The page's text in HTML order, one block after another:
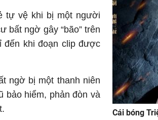
tự vệ khi bị một người
bất ngờ gây “bão” trên
đến khi đoạn clip được
ngờ bị một thanh niên
bảo hiểm, phản đòn và
Cái bóng